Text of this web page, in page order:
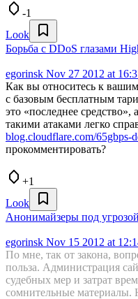
-1
Look
Борьба с DDoS глазами
egorinsk Nov 27 2012 at
Как вы относитесь к
с базовым бесплатным
это «последнее
такими атаками легко
blog.cloudflare.com/65gbps-
прокомментировать?
+1
Look
Анонимайзеры под
egorinsk Nov 15 2012 at
По мне, так от закона,
польза. Администрация
судебных мер и затрат
сомнительные материалы.